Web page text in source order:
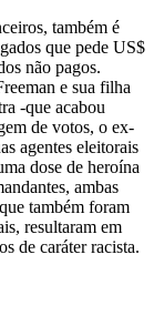
também é
que pede US$
não pagos.
e sua filha
-que acabou
de votos, o ex-
agentes eleitorais
dose de heroína
ambas
também foram
resultaram em
de caráter racista.